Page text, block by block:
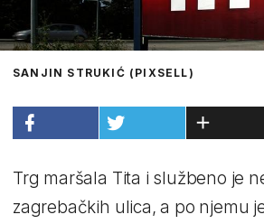
SANJIN STRUKIĆ (PIXSELL)
Trg maršala Tita i službeno je
zagrebačkih ulica, a po njemu